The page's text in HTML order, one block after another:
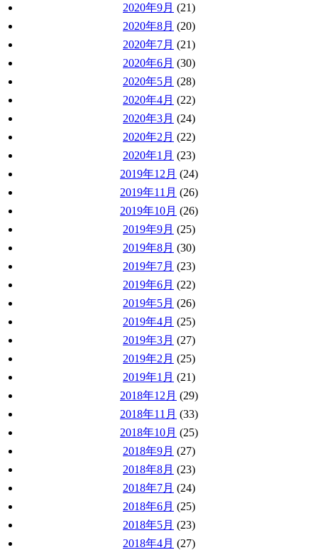
2020年9月 (21)
2020年8月 (20)
2020年7月 (21)
2020年6月 (30)
2020年5月 (28)
2020年4月 (22)
2020年3月 (24)
2020年2月 (22)
2020年1月 (23)
2019年12月 (24)
2019年11月 (26)
2019年10月 (26)
2019年9月 (25)
2019年8月 (30)
2019年7月 (23)
2019年6月 (22)
2019年5月 (26)
2019年4月 (25)
2019年3月 (27)
2019年2月 (25)
2019年1月 (21)
2018年12月 (29)
2018年11月 (33)
2018年10月 (25)
2018年9月 (27)
2018年8月 (23)
2018年7月 (24)
2018年6月 (25)
2018年5月 (23)
2018年4月 (27)